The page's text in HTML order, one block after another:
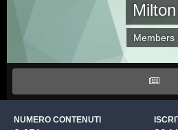
Milton
Members
NUMERO CONTENUTI